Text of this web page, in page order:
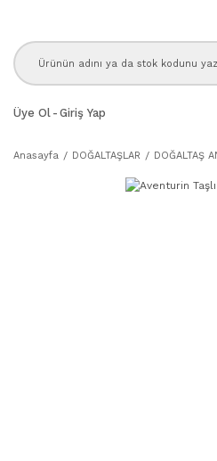
Üye Ol - Giriş Yap
Anasayfa DOĞALTAŞLAR DOĞALTAŞ